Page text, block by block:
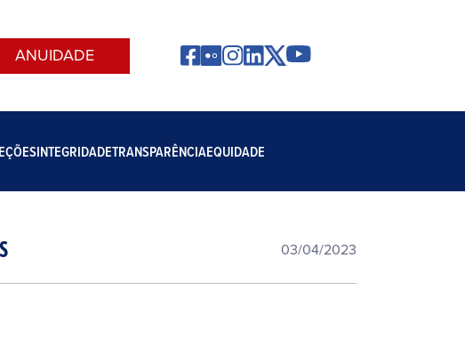
ANUIDADE
INTEGRIDADETRANSPARÊNCIAEQUIDADE
03/04/2023